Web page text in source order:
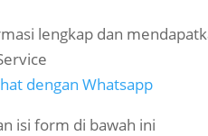
lengkap dan
dengan Whatsapp
isi form di bawah ini